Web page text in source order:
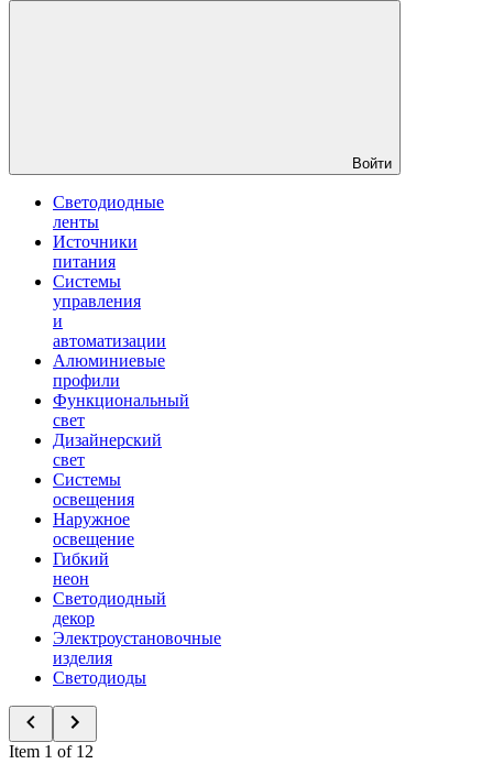
Войти
Светодиодные
ленты
Источники
питания
Системы
управления
и
автоматизации
Алюминиевые
профили
Функциональный
свет
Дизайнерский
свет
Системы
освещения
Наружное
освещение
Гибкий
неон
Светодиодный
декор
Электроустановочные
изделия
Светодиоды
Item 1 of 12